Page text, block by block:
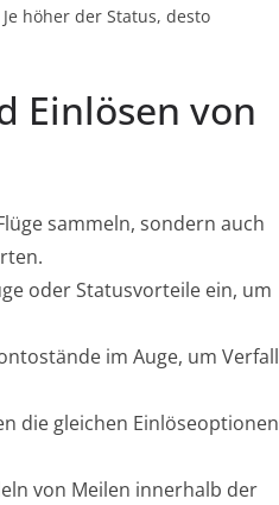
höher der Status, desto
Einlösen von
sammeln, sondern auch
oder Statusvorteile ein, um
im Auge, um Verfall
die gleichen Einlöseoptionen
von Meilen innerhalb der